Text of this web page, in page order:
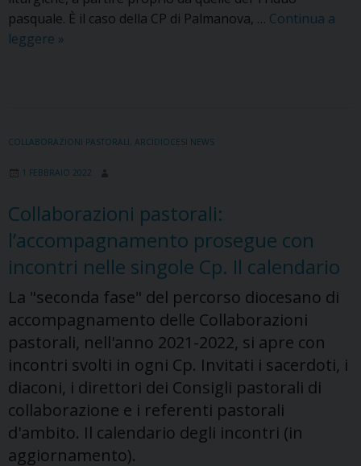
pasquale. È il caso della CP di Palmanova, … Continua a
leggere I
Collaborazioni
il
inserto
de
«La
Vita
Cattolica»
»
COLLABORAZIONI PASTORALI ARCIDIOCESI NEWS
1 FEBBRAIO 2022
Collaborazioni pastorali:
l’accompagnamento prosegue con
incontri nelle singole Cp. Il calendario
La "seconda fase" del percorso diocesano di
accompagnamento delle Collaborazioni
pastorali, nell'anno 2021-2022, si apre con
incontri svolti in ogni Cp. Invitati i sacerdoti, i
diaconi, i direttori dei Consigli pastorali di
collaborazione e i referenti pastorali
d'ambito. Il calendario degli incontri (in
aggiornamento).